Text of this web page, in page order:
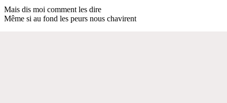
Mais dis moi comment les dire
Même si au fond les peurs nous chavirent